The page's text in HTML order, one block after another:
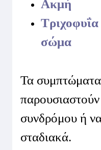
Ακμή
σώμα
Τα
παρουσιαστούν
συνδρόμου ή
σταδιακά.